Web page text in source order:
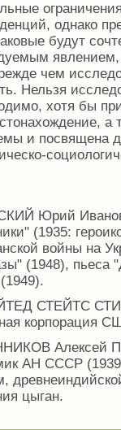
однако
будут
явлением,
чем
Нельзя
хотя бы
а
и посвящена
Юрий
(1935:
войны на
(1948), пьеса
СТЕЙТС СТИЛ"
корпорация
Алексей
АН СССР
цыган.